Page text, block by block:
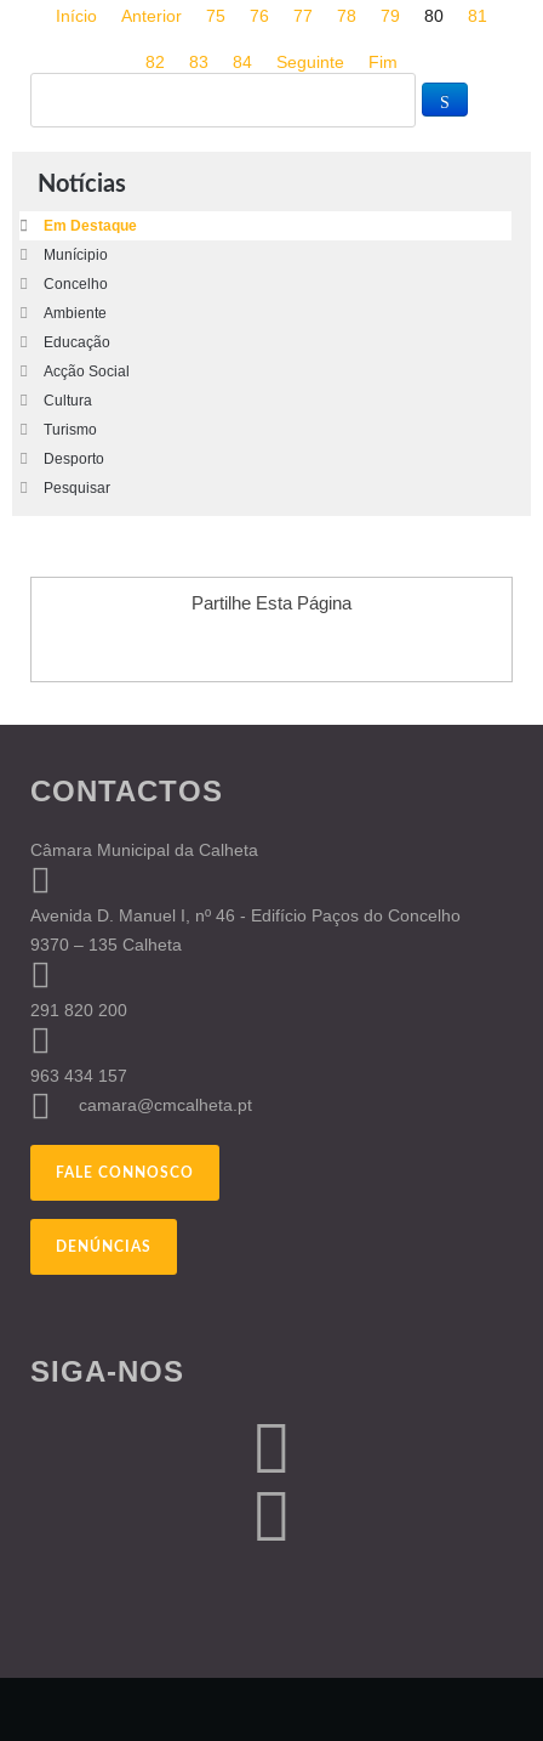
Início Anterior 75 76 77 78 79 80 81
82 83 84 Seguinte Fim
Notícias
Em Destaque
Munícipio
Concelho
Ambiente
Educação
Acção Social
Cultura
Turismo
Desporto
Pesquisar
Partilhe Esta Página
CONTACTOS
Câmara Municipal da Calheta
Avenida D. Manuel I, nº 46 - Edifício Paços do Concelho
9370 – 135 Calheta
291 820 200
963 434 157
camara@cmcalheta.pt
FALE CONNOSCO
DENÚNCIAS
SIGA-NOS